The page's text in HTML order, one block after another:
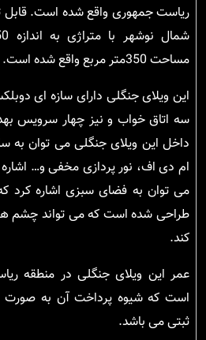
ریاست جمهوری واقع شده است. قابل
مساحت 350متر مربع واقع شده است.
این ویلای جنگلی دارای سازه ای
سه اتاق خواب و نیز چهار سرویس
داخل این ویلای جنگلی می توان به
ام دی اف، نور پردازی مخفی و… اشاره
می توان به فضای سبزی اشاره کرد
طراحی شده است که می تواند چشم
کند.
عمر این ویلای جنگلی در منطقه
است که شیوه پرداخت آن به صورت
ثبتی می باشد.